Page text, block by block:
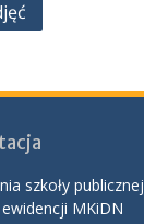
szkoły publicznej
MKiDN